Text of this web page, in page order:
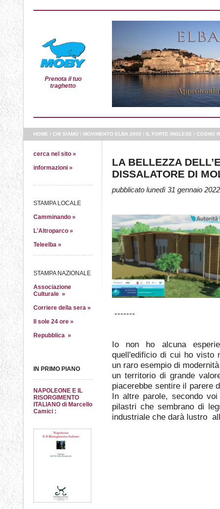
Prenota il tuo
traghetto
HOME | CHI SIAMO | MOVIMENTO ELBA 2000 | IL FORTE INGLESE | COSMO
cerca nel sito »
informazioni »
STAMPA LOCALE
Camminando »
L'Altroparco »
Teleelba »
STAMPA NAZIONALE
Associazione
Culturale »
Corriere della sera »
Il sole 24 ore »
Repubblica »
IN PRIMO PIANO
NAPOLEONE E IL
RISORGIMENTO
ITALIANO di Marcello
Camici :
LA BELLEZZA
DISSALATORE DI
pubblicato lunedì 31 gennaio
-------
Io non ho alcuna
quell'edificio di cui ho visto
un raro esempio di
un territorio di grande
piacerebbe sentire il parere
In altre parole, secondo
pilastri che sembrano di
industriale che darà lustro